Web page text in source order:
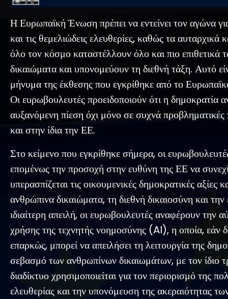
Η Ευρωπαϊκή Ένωση πρέπει να εντείνει τον αγώνα
και τις θεμελιώδεις ελευθερίες, καθώς τα αυταρχικά
όλο τον κόσμο καταστέλλουν όλο και πιο επιθετικά
δικαιώματα και υπονομεύουν τη διεθνή τάξη. Αυτό
μήνυμα της έκθεσης που εγκρίθηκε από το
Οι ευρωβουλευτές προειδοποιούν ότι η δημοκρατία
αυξανόμενη πίεση όχι μόνο σε συχνά προβληματικές
και στην ίδια την ΕΕ.
Στο κείμενο που εγκρίθηκε σήμερα, οι
επομένως την προσοχή στην ευθύνη της ΕΕ να
υπερασπίζεται τις οικουμενικές δημοκρατικές αξίες
ανθρώπινα δικαιώματα, τη διεθνή δικαιοσύνη και
ιδιαίτερη απειλή, οι ευρωβουλευτές αναφέρουν την
χρήσης της τεχνητής νοημοσύνης (AI), η οποία, εάν
επαρκώς, μπορεί να απειλήσει τη λειτουργία της
σεβασμό των ανθρωπίνων δικαιωμάτων, με τον ίδιο
διαδίκτυο χρησιμοποιείται για τον περιορισμό της
ελευθερίας και την υπονόμευση της ακεραιότητας